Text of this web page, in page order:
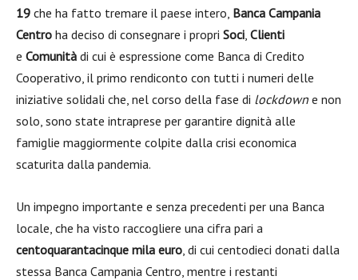
19 che ha fatto tremare il paese intero, Banca Campania
Centro ha deciso di consegnare i propri Soci, Clienti
e Comunità di cui è espressione come Banca di Credito
Cooperativo, il primo rendiconto con tutti i numeri delle
iniziative solidali che, nel corso della fase di lockdown e non
solo, sono state intraprese per garantire dignità alle
famiglie maggiormente colpite dalla crisi economica
scaturita dalla pandemia.
Un impegno importante e senza precedenti per una Banca
locale, che ha visto raccogliere una cifra pari a
centoquarantacinque mila euro, di cui centodieci donati dalla
stessa Banca Campania Centro, mentre i restanti